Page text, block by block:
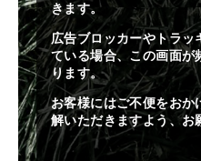
きます。
広告ブロッカーやトラッ
ている場合、この画面が
ります。
お客様にはご不便をおか
解いただきますよう、お